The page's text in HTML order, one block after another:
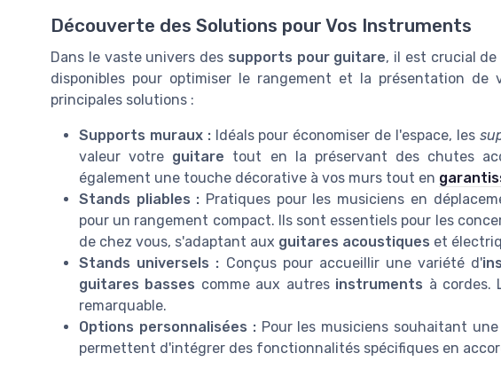
Découverte des Solutions pour Vos Instruments
Dans le vaste univers des supports pour guitare, il est crucial
disponibles pour optimiser le rangement et la présentation de
principales solutions :
Supports muraux :Idéals pour économiser de l'espace, les
valeur votre guitare tout en la préservant des chutes
également une touche décorative à vos murs tout en
Stands pliables : Pratiques pour les musiciens en
pour un rangement compact. Ils sont essentiels pour les
de chez vous, s'adaptant aux guitares acoustiques et
Stands universels : Conçus pour accueillir une variété d'
guitares basses comme aux autres instruments à cordes.
remarquable.
Options personnalisées :Pour les musiciens souhaitant
permettent d'intégrer des fonctionnalités spécifiques en